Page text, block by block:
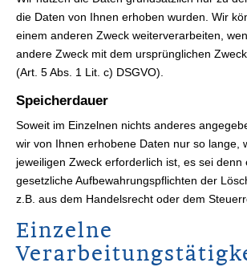
die Daten von Ihnen erhoben wurden. Wir
einem anderen Zweck weiterverarbeiten,
andere Zweck mit dem ursprünglichen
(Art. 5 Abs. 1 Lit. c) DSGVO).
Speicherdauer
Soweit im Einzelnen nichts anderes
wir von Ihnen erhobene Daten nur so lange,
jeweiligen Zweck erforderlich ist, es sei denn
gesetzliche Aufbewahrungspflichten der
z.B. aus dem Handelsrecht oder dem
Einzelne